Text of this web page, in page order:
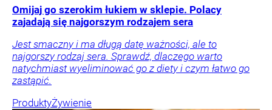
Omijaj go szerokim łukiem w sklepie. Polacy
zajadają się najgorszym rodzajem sera
Jest smaczny i ma długą datę ważności, ale to
najgorszy rodzaj sera. Sprawdź, dlaczego warto
natychmiast wyeliminować go z diety i czym łatwo go
zastąpić.
ProduktyŻywienie